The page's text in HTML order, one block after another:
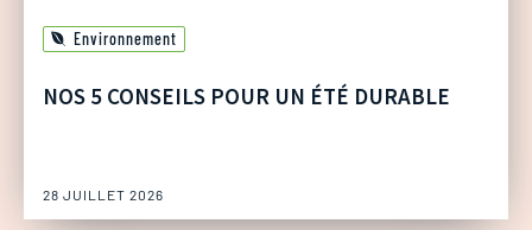
Environnement
NOS 5 CONSEILS POUR UN ÉTÉ DURABLE
28 JUILLET 2026